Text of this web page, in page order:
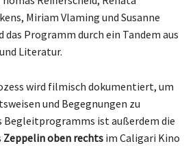
Miriam Vlaming und Susanne
das Programm durch ein Tandem aus
Literatur.
wird filmisch dokumentiert, um
und Begegnungen zu
Begleitprogramms ist außerdem die
Zeppelin oben rechts im Caligari Kino